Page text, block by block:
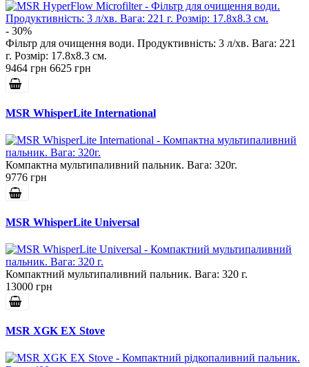
- 30%
Фільтр для очищення води. Продуктивність: 3 л/хв. Вага: 221
г. Розмір: 17.8х8.3 см.
9464 грн 6625 грн
MSR WhisperLite International
Компактна мультипаливний пальник. Вага: 320г.
9776 грн
MSR WhisperLite Universal
Компактний мультипаливний пальник. Вага: 320 г.
13000 грн
MSR XGK EX Stove